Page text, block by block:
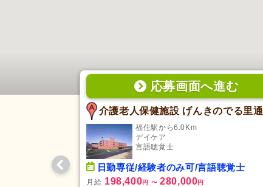
応募画面へ進む
福住駅から6.0Km
デイケア
言語聴覚士
日勤専従/経験者のみ可/言語聴覚士
月給 198,400円 〜 280,000円